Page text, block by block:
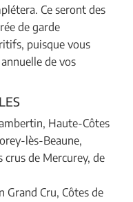
Ce seront des
de garde
puisque vous
de vos
Haute-Côtes
lès-Beaune,
crus de Mercurey, de
Grand Cru, Côtes de